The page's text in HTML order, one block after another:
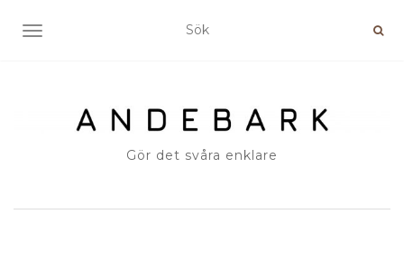
SLÅ PÅ/AV NAVIGERING
Gör det svåra enklare